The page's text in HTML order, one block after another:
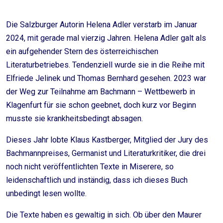
Die Salzburger Autorin Helena Adler verstarb im Januar
2024, mit gerade mal vierzig Jahren. Helena Adler galt als
ein aufgehender Stern des österreichischen
Literaturbetriebes. Tendenziell wurde sie in die Reihe mit
Elfriede Jelinek und Thomas Bernhard gesehen. 2023 war
der Weg zur Teilnahme am Bachmann – Wettbewerb in
Klagenfurt für sie schon geebnet, doch kurz vor Beginn
musste sie krankheitsbedingt absagen.
Dieses Jahr lobte Klaus Kastberger, Mitglied der Jury des
Bachmannpreises, Germanist und Literaturkritiker, die drei
noch nicht veröffentlichten Texte in Miserere, so
leidenschaftlich und inständig, dass ich dieses Buch
unbedingt lesen wollte.
Die Texte haben es gewaltig in sich. Ob über den Maurer